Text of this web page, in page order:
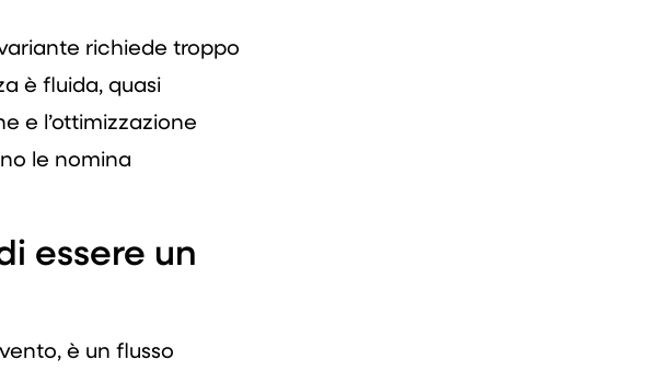
richiede troppo
è fluida, quasi
e l’ottimizzazione
le nomina
essere un
è un flusso